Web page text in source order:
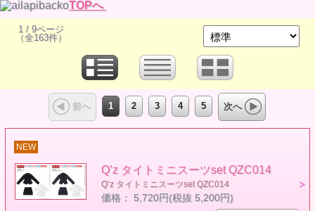
TOPへ
1 / 9ページ
（全163件）
前へ 1 2 3 4 5 次へ
NEW
Q’z タイトミニスーツset QZC014
Q’z タイトミニスーツset QZC014
価格： 5,720円(税抜 5,200円)